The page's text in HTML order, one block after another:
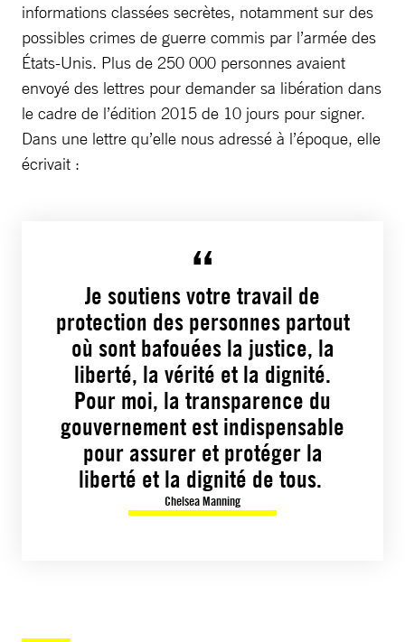
informations classées secrètes, notamment sur des
possibles crimes de guerre commis par l’armée des
États-Unis. Plus de 250 000 personnes avaient
envoyé des lettres pour demander sa libération dans
le cadre de l’édition 2015 de 10 jours pour signer.
Dans une lettre qu’elle nous adressé à l’époque, elle
écrivait :
Je soutiens votre travail de
protection des personnes partout
où sont bafouées la justice, la
liberté, la vérité et la dignité.
Pour moi, la transparence du
gouvernement est indispensable
pour assurer et protéger la
liberté et la dignité de tous.
Chelsea Manning